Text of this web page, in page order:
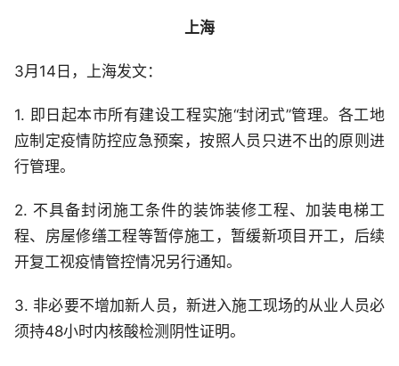
上海
3月14日，上海发文：
1. 即日起本市所有建设工程实施“封闭式”管理。各工地
应制定疫情防控应急预案，按照人员只进不出的原则进
行管理。
2. 不具备封闭施工条件的装饰装修工程、加装电梯工
程、房屋修缮工程等暂停施工，暂缓新项目开工，后续
开复工视疫情管控情况另行通知。
3. 非必要不增加新人员，新进入施工现场的从业人员必
须持48小时内核酸检测阴性证明。